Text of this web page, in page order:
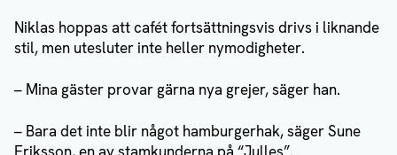
Niklas hoppas att cafét fortsättningsvis drivs i liknande
stil, men utesluter inte heller nymodigheter.
– Mina gäster provar gärna nya grejer, säger han.
– Bara det inte blir något hamburgerhak, säger Sune